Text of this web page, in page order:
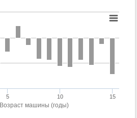
Возраст машины (годы)
5 10 15